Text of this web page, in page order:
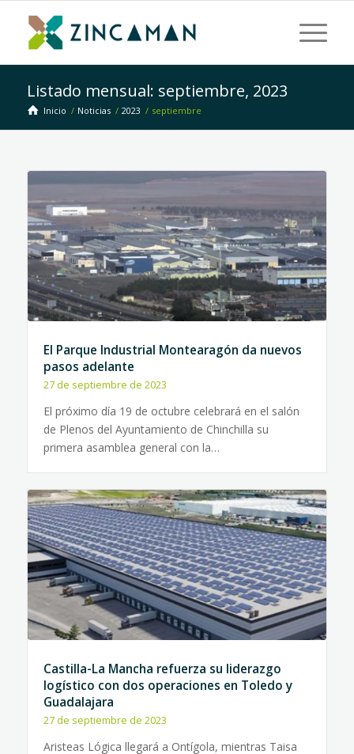
Listado mensual: septiembre, 2023
Inicio / Noticias / 2023 / septiembre
El Parque Industrial Montearagón da nuevos
pasos adelante
27 de septiembre de 2023
El próximo día 19 de octubre celebrará en el salón
de Plenos del Ayuntamiento de Chinchilla su
primera asamblea general con la…
Castilla-La Mancha refuerza su liderazgo
logístico con dos operaciones en Toledo y
Guadalajara
27 de septiembre de 2023
Aristeas Lógica llegará a Ontígola, mientras Taisa